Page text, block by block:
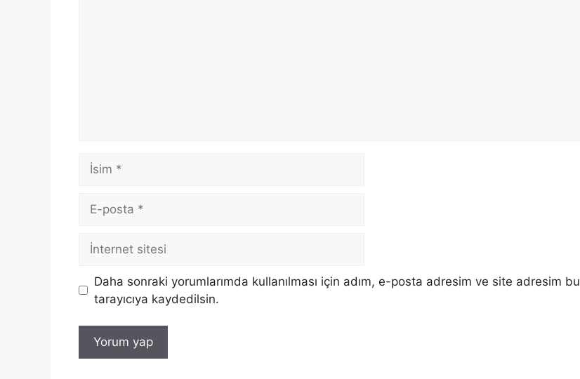
İsim
posta
İnternet
sitesi
Daha sonraki yorumlarımda kullanılması için adım, e-posta adresim ve site adresim bu
tarayıcıya kaydedilsin.